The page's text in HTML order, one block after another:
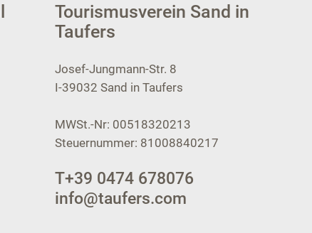
Tourismusverein Sand in
Taufers
Josef-Jungmann-Str. 8
I-39032 Sand in Taufers
MWSt.-Nr: 00518320213
Steuernummer: 81008840217
T+39 0474 678076
info@taufers.com